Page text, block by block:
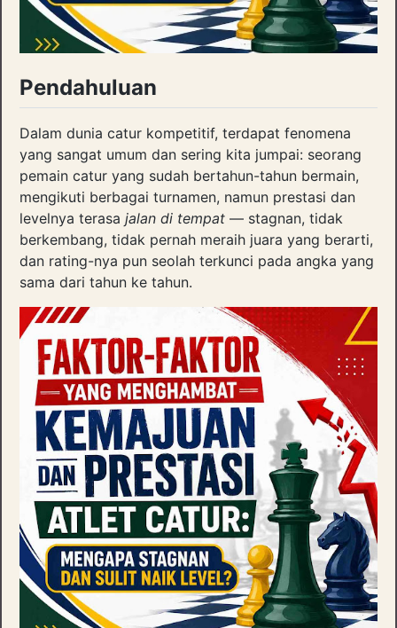
Pendahuluan
Dalam dunia catur kompetitif, terdapat fenomena
yang sangat umum dan sering kita jumpai: seorang
pemain catur yang sudah bertahun-tahun bermain,
mengikuti berbagai turnamen, namun prestasi dan
levelnya terasa jalan di tempat — stagnan, tidak
berkembang, tidak pernah meraih juara yang berarti,
dan rating-nya pun seolah terkunci pada angka yang
sama dari tahun ke tahun.